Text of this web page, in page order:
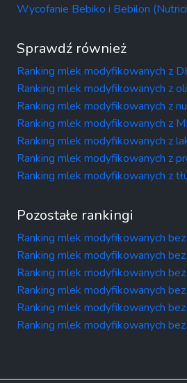
Wycofanie Bebiko i Bebilon
Sprawdź również
Ranking mlek modyfikowanych z
Ranking mlek modyfikowanych z
Ranking mlek modyfikowanych z
Ranking mlek modyfikowanych z
Ranking mlek modyfikowanych z
Ranking mlek modyfikowanych z
Ranking mlek modyfikowanych z
Pozostałe rankingi
Ranking mlek modyfikowanych
Ranking mlek modyfikowanych
Ranking mlek modyfikowanych
Ranking mlek modyfikowanych
Ranking mlek modyfikowanych
Ranking mlek modyfikowanych